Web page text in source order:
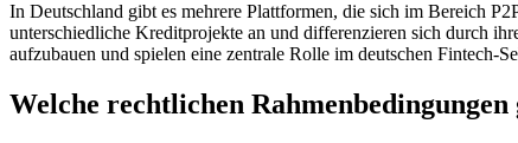
In Deutschland gibt es mehrere Plattformen, die sich im Bereich
unterschiedliche Kreditprojekte an und differenzieren sich durch
aufzubauen und spielen eine zentrale Rolle im deutschen Fintech-
Welche rechtlichen